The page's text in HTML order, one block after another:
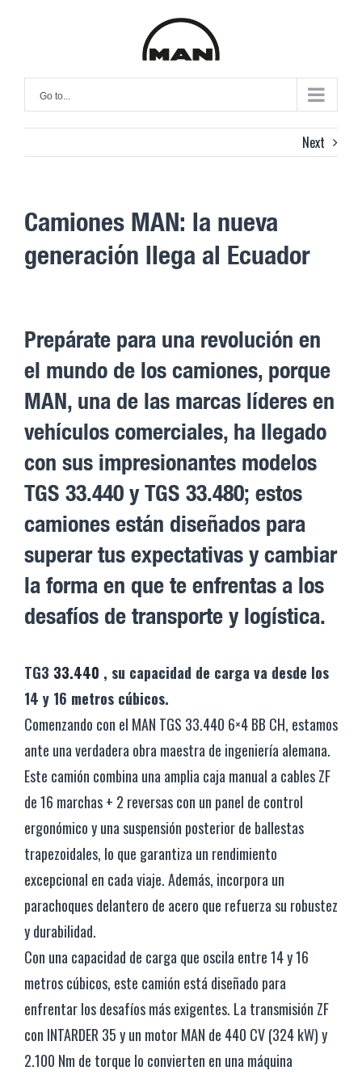
Go to...
Next
Camiones MAN: la nueva
generación llega al Ecuador
Prepárate para una revolución en
el mundo de los camiones, porque
MAN, una de las marcas líderes en
vehículos comerciales, ha llegado
con sus impresionantes modelos
TGS 33.440 y TGS 33.480; estos
camiones están diseñados para
superar tus expectativas y cambiar
la forma en que te enfrentas a los
desafíos de transporte y logística.
TG3 33.440 , su capacidad de carga va desde los
14 y 16 metros cúbicos.
Comenzando con el MAN TGS 33.440 6×4 BB CH, estamos
ante una verdadera obra maestra de ingeniería alemana.
Este camión combina una amplia caja manual a cables ZF
de 16 marchas + 2 reversas con un panel de control
ergonómico y una suspensión posterior de ballestas
trapezoidales, lo que garantiza un rendimiento
excepcional en cada viaje. Además, incorpora un
parachoques delantero de acero que refuerza su robustez
y durabilidad.
Con una capacidad de carga que oscila entre 14 y 16
metros cúbicos, este camión está diseñado para
enfrentar los desafíos más exigentes. La transmisión ZF
con INTARDER 35 y un motor MAN de 440 CV (324 kW) y
2.100 Nm de torque lo convierten en una máquina